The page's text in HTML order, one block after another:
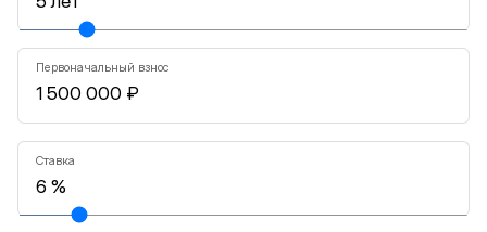
Первоначальный взнос
Ставка